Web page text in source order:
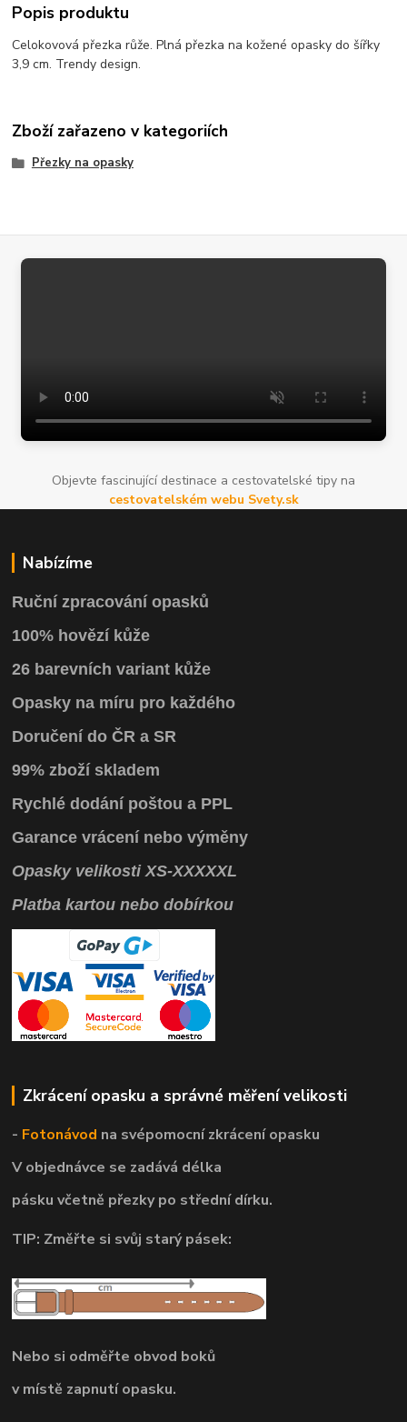
Popis produktu
Celokovová přezka růže. Plná přezka na kožené opasky do šířky
3,9 cm. Trendy design.
Zboží zařazeno v kategoriích
Přezky na opasky
Objevte fascinující destinace a cestovatelské tipy na
cestovatelském webu Svety.sk
Nabízíme
Ruční zpracování opasků
100% hovězí kůže
26 barevních variant kůže
Opasky na míru pro každého
Doručení do ČR a SR
99% zboží skladem
Rychlé dodání poštou a PPL
Garance vrácenínebo výměny
OpaskyvelikostiXS-XXXXXL
Platba kartou nebo dobírkou
Zkrácení opasku a správné měření velikosti
- Fotonávod na svépomocnízkrácení opasku
V objednávce se zadává délka
pásku včetně přezky po střední dírku.
TIP: Změřte si svůj starý pásek:
Nebo si odměřte obvod boků
v místě zapnutí opasku.